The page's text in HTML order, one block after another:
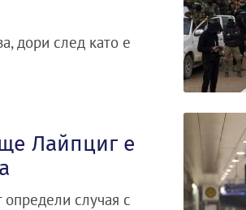
дори след като е
Лайпциг е
случая с